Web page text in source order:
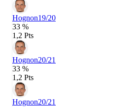
Hognon19/20
33 %
1,2 Pts
Hognon20/21
33 %
1,2 Pts
Hognon20/21